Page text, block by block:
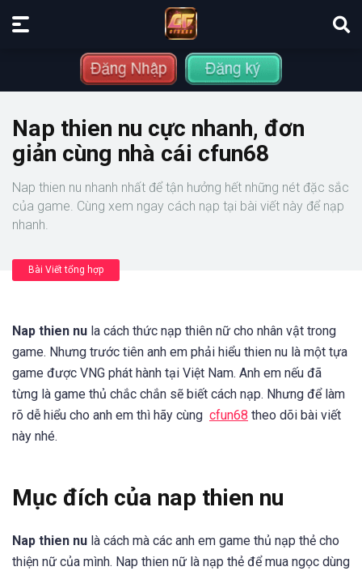
Nap thien nu cực nhanh, đơn
giản cùng nhà cái cfun68
Nap thien nu nhanh nhất để tận hưởng hết những nét đặc sắc
của game. Cùng xem ngay cách nạp tại bài viết này để nạp
nhanh.
Bài Viết tổng hợp
Nap thien nu la cách thức nạp thiên nữ cho nhân vật trong
game. Nhưng trước tiên anh em phải hiểu thien nu là một tựa
game được VNG phát hành tại Việt Nam. Anh em nếu đã
từng là game thủ chắc chắn sẽ biết cách nạp. Nhưng để làm
rõ dễ hiểu cho anh em thì hãy cùng cfun68 theo dõi bài viết
này nhé.
Mục đích của nap thien nu
Nap thien nu là cách mà các anh em game thủ nạp thẻ cho
thiện nữ của mình. Nap thien nữ là nạp thẻ để mua ngọc dùng